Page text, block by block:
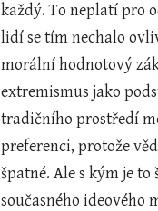
každý. To neplatí pro
lidí se tím nechalo
morální hodnotový
extremismus jako
tradičního prostředí
preferenci, protože
špatné. Ale s kým je
současného ideového